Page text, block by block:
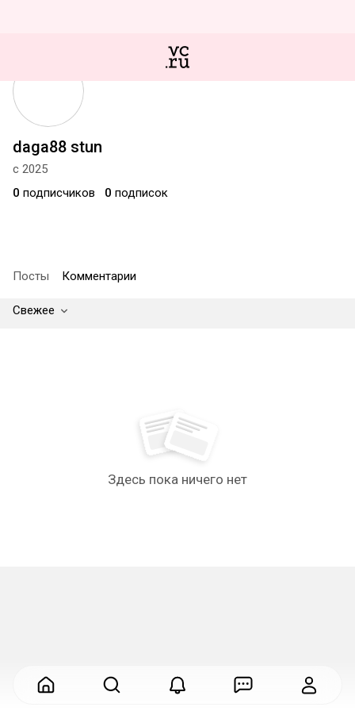
daga88 stun
с 2025
0 подписчиков 0 подписок
Посты Комментарии
Свежее
Здесь пока ничего нет